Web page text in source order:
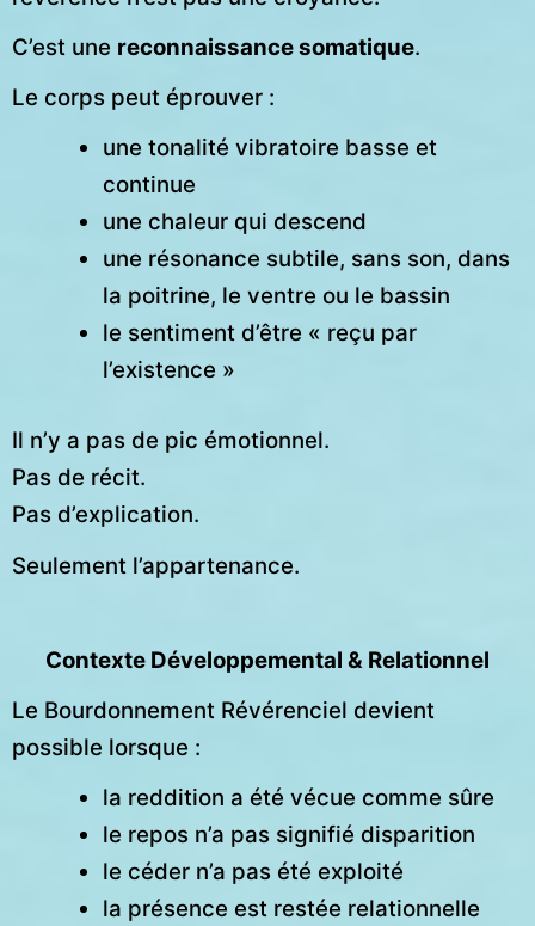
C’est une reconnaissance somatique.
Le corps peut éprouver :
une tonalité vibratoire basse et
continue
une chaleur qui descend
une résonance subtile, sans son, dans
la poitrine, le ventre ou le bassin
le sentiment d’être « reçu par
l’existence »
Il n’y a pas de pic émotionnel.
Pas de récit.
Pas d’explication.
Seulement l’appartenance.
Contexte Développemental & Relationnel
Le Bourdonnement Révérenciel devient
possible lorsque :
la reddition a été vécue comme sûre
le repos n’a pas signifié disparition
le céder n’a pas été exploité
la présence est restée relationnelle